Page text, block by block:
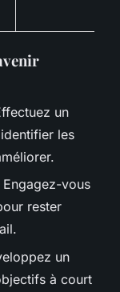
un
les
Engagez-vous
rester
un
à court